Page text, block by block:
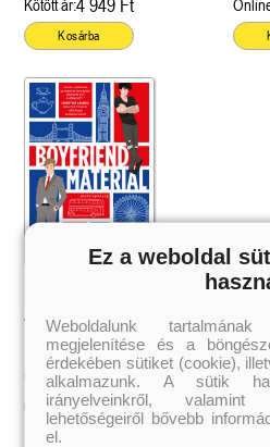
Kötött ár:4 949 Ft
Kosárba
Alexis Hall
Online ár:4 031 Ft
Kosárba
Ez a weboldal
Weboldalunk
megjelenítése és a
érdekében sütiket (cookie),
alkalmazunk. A sütik
irányelveinkről,
lehetőségeiről bővebb
el.